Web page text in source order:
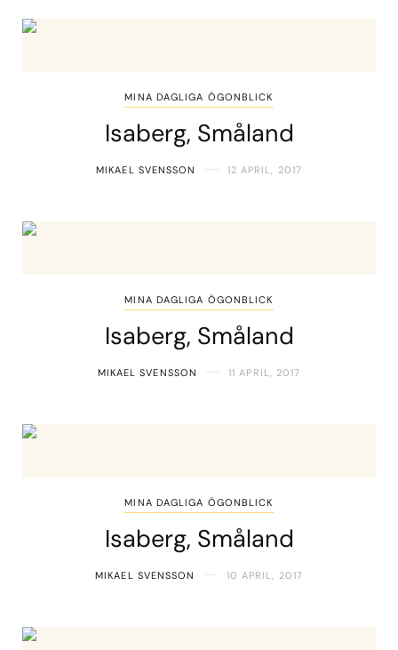
MINA DAGLIGA ÖGONBLICK
Isaberg, Småland
MIKAEL SVENSSON 12 APRIL, 2017
MINA DAGLIGA ÖGONBLICK
Isaberg, Småland
MIKAEL SVENSSON 11 APRIL, 2017
MINA DAGLIGA ÖGONBLICK
Isaberg, Småland
MIKAEL SVENSSON 10 APRIL, 2017